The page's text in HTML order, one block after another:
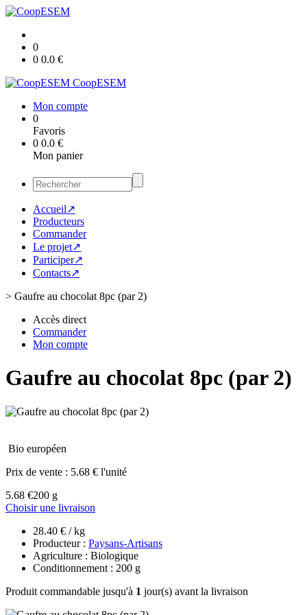
0
0 0.0 €
CoopESEM
Mon compte
0
Favoris
0 0.0 €
Mon panier
Accueil↗
Producteurs
Commander
Le projet↗
Participer↗
Contacts↗
> Gaufre au chocolat 8pc (par 2)
Accès direct
Commander
Mon compte
Gaufre au chocolat 8pc (par 2)
Bio européen
Prix de vente : 5.68 € l'unité
5.68 €200 g
Choisir une livraison
28.40 € / kg
Producteur : Paysans-Artisans
Agriculture : Biologique
Conditionnement : 200 g
Produit commandable jusqu'à 1 jour(s) avant la livraison